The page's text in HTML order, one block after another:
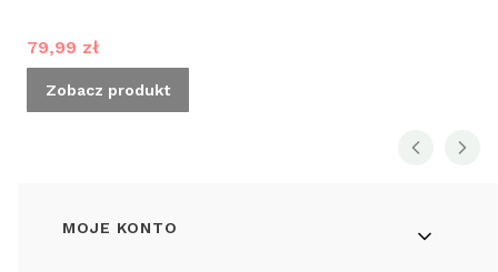
Cena promocyjna
79,99 zł
Zobacz produkt
Linki w stopce
MOJE KONTO